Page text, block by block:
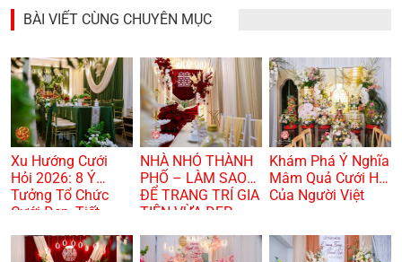
BÀI VIẾT CÙNG CHUYÊN MỤC
Xu Hướng Cưới
Hỏi 2026: 8 Ý
Tưởng Tổ Chức
Cưới Đẹp, Tiết
NHÀ NHỎ THÀNH
PHỐ – LÀM SAO
ĐỂ TRANG TRÍ GIA
TIÊN VỪA ĐẸP
TRỌNG? 🏠🌸
Khám Phá Ý Nghĩa
Mâm Quả Cưới Hỏi
Của Người Việt